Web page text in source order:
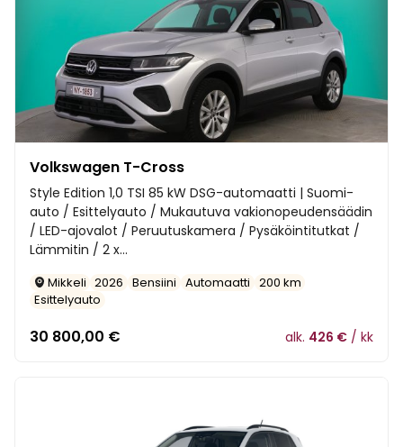
Volkswagen T-Cross
Style Edition 1,0 TSI 85 kW DSG-automaatti | Suomi-
auto / Esittelyauto / Mukautuva vakionopeudensäädin
/ LED-ajovalot / Peruutuskamera / Pysäköintitutkat /
Lämmitin / 2 x...
Mikkeli 2026 Bensiini Automaatti 200 km
Esittelyauto
30 800,00 € alk. 426 € / kk